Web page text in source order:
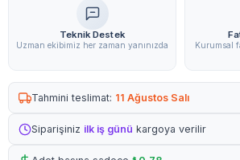
Teknik Destek
Uzman ekibimiz her zaman yanınızda Kurumsal
Tahmini teslimat: 11 Ağustos Salı
Siparişiniz ilk iş günü kargoya verilir